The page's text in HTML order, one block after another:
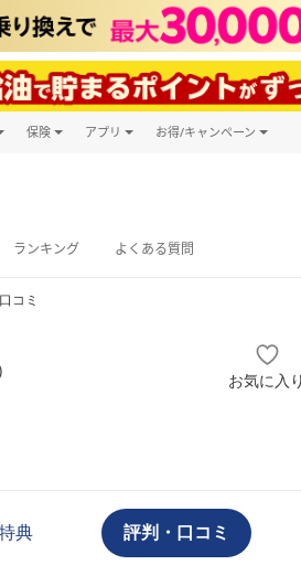
保険 アプリ お得/キャンペーン
ランキング よくある質問
コミ
お気に入
典 評判・口コミ